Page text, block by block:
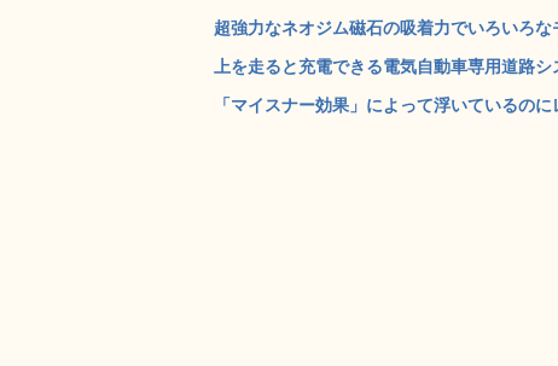
超強力なネオジム磁石の吸着力でいろいろ
上を走ると充電できる電気自動車専用道路
「マイスナー効果」によって浮いているの